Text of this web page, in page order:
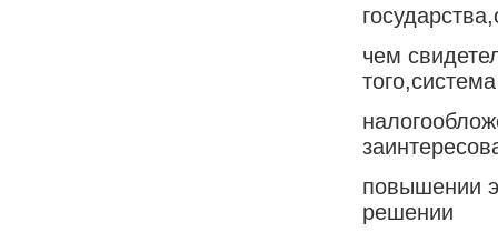
чем
того,система
повышении
решении